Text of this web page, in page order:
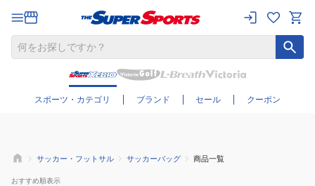
スポーツ・カテゴリ ブランド セール クーポン
さらに絞り込む
サッカー・フットサル サッカーバッグ 商品一覧
おすすめ順表示